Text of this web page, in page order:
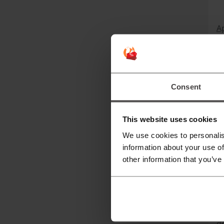
Consent
This website uses cookies
We use cookies to
information about your use
other information that